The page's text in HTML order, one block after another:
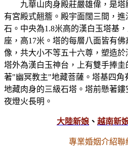
九華山肉身殿莊嚴雄偉，是
有宮殿式翹簷。殿宇面闊三間，
石。中央為1.8米高的漢白玉塔基
座，高17米。塔的每層八面皆有
像，共大小不等五十六尊，塑造
塔外為漢白玉神台，上有雙手捧
著"幽冥教主"地藏菩薩。塔基四角
地藏肉身的三級石塔。塔前懸著
夜燈火長明。
大陸新娘 、 越南新
專業婚姻介紹聯